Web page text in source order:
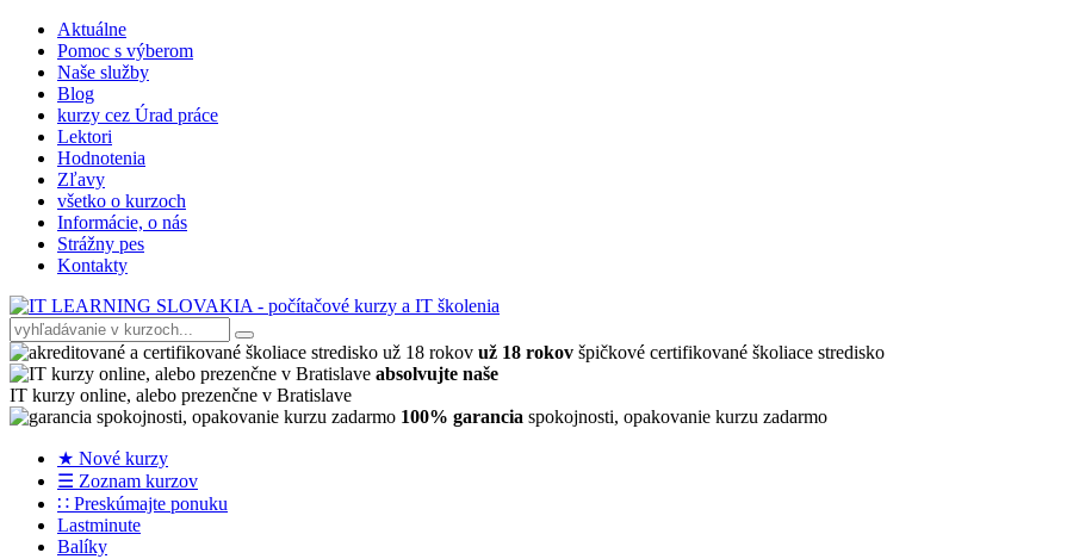
Aktuálne
Pomoc s výberom
Naše služby
Blog
kurzy cez Úrad práce
Lektori
Hodnotenia
Zľavy
všetko o kurzoch
Informácie, o nás
Strážny pes
Kontakty
už 18 rokov špičkové certifikované školiace stredisko
absolvujte naše
IT kurzy online, alebo prezenčne v Bratislave
100% garancia spokojnosti, opakovanie kurzu zadarmo
★ Nové kurzy
☰ Zoznam kurzov
∷ Preskúmajte ponuku
Lastminute
Balíky